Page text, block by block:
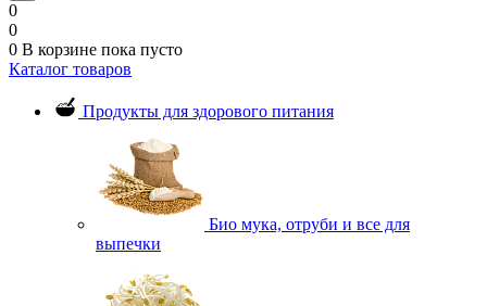
0
0
0 В корзине пока пусто
Каталог товаров
Продукты для здорового питания
Био мука, отруби и все для
выпечки